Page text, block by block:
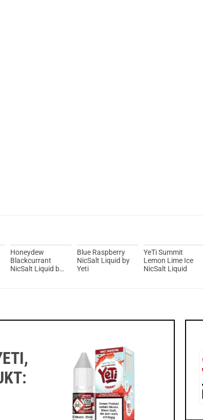
Honeydew
Blackcurrant
NicSalt Liquid by
Blue Raspberry
NicSalt Liquid by
Yeti
YeTi Summit
Lemon Lime Ice
NicSalt Liquid